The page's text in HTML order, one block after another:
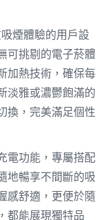
煙體驗的用戶設
可挑剔的電子菸體
加熱技術，確保每
淡雅或濃鬱飽滿的
換，完美滿足個性
電功能，專屬搭配
地暢享不間斷的吸
感舒適，更便於隨
都能展現獨特品